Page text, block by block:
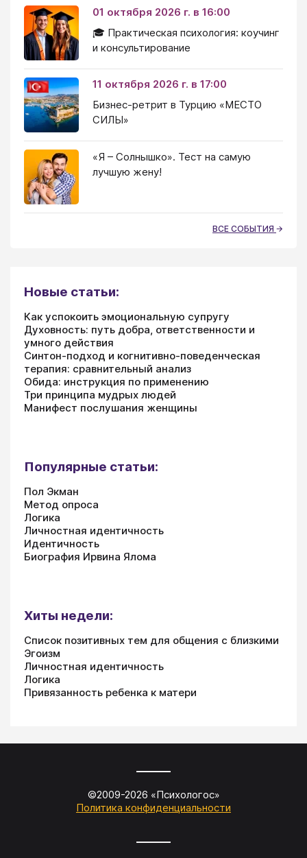
01 октября 2026 г. в 16:00
🎓 Практическая психология: коучинг
и консультирование
11 октября 2026 г. в 17:00
Бизнес-ретрит в Турцию «МЕСТО
СИЛЫ»
«Я – Солнышко». Тест на самую
лучшую жену!
ВСЕ СОБЫТИЯ
Новые статьи:
Как успокоить эмоциональную супругу
Духовность: путь добра, ответственности и
умного действия
Синтон-подход и когнитивно-поведенческая
терапия: сравнительный анализ
Обида: инструкция по применению
Три принципа мудрых людей
Манифест послушания женщины
Популярные статьи:
Пол Экман
Метод опроса
Логика
Личностная идентичность
Идентичность
Биография Ирвина Ялома
Хиты недели:
Список позитивных тем для общения с близкими
Эгоизм
Личностная идентичность
Логика
Привязанность ребенка к матери
©2009-2026 «Психологос»
Политика конфиденциальности